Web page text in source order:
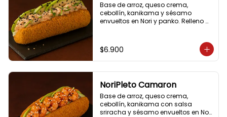
Base de arroz, queso crema,
cebollín, kanikama y sésamo
envueltos en Nori y panko. Relleno
sésamo.
$6.900
NoriPleto Camaron
Base de arroz, queso crema,
cebollín, kanikama con salsa
sriracha y sésamo envueltos en Nori